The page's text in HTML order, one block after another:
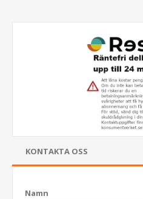
KONTAKTA OSS
Namn